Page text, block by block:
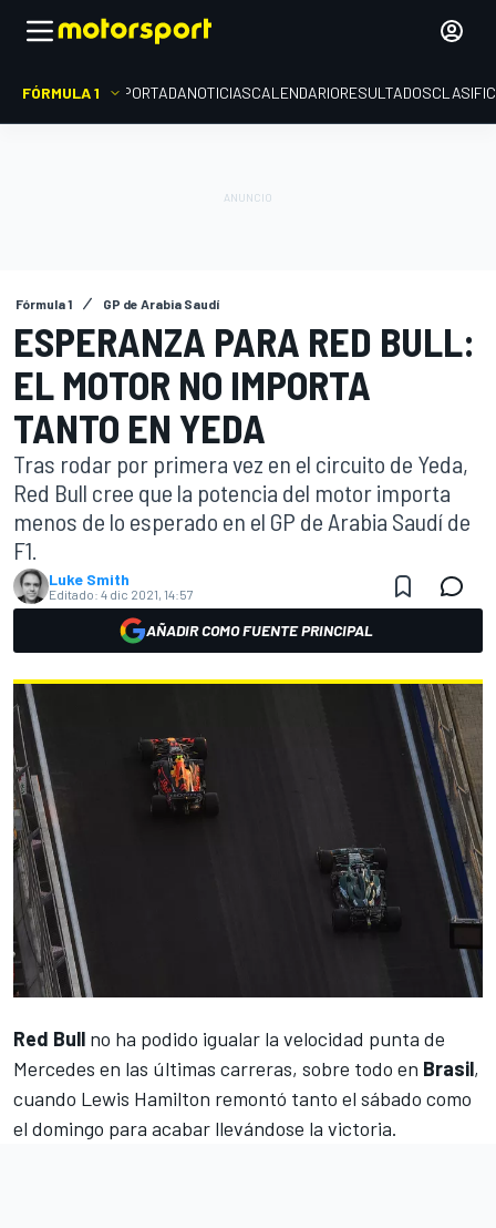
FÓRMULA 1 PORTADANOTICIASCALENDARIORESULTADOS
Fórmula 1 GP de Arabia Saudí
ESPERANZA PARA RED BULL:
EL MOTOR NO IMPORTA
TANTO EN YEDA
Tras rodar por primera vez en el circuito de Yeda,
Red Bull cree que la potencia del motor importa
menos de lo esperado en el GP de Arabia Saudí de
F1.
Luke Smith
Editado: 4 dic 2021, 14:57
AÑADIR COMO FUENTE PRINCIPAL
Red Bull no ha podido igualar la velocidad punta de
Mercedes en las últimas carreras, sobre todo en Brasil,
cuando Lewis Hamilton remontó tanto el sábado como
el domingo para acabar llevándose la victoria.